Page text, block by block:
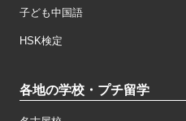
子ども中国語
HSK検定
各地の学校・プチ留学